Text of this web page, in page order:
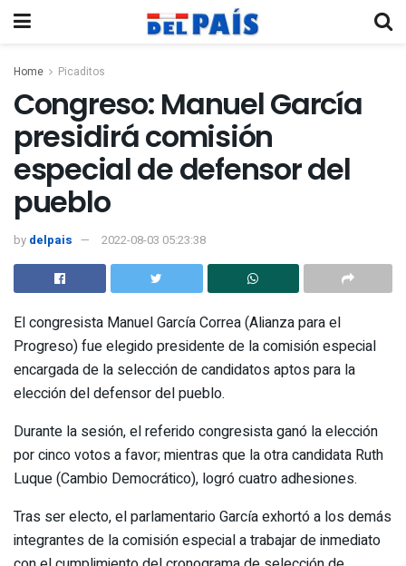
Home Picaditos
Congreso: Manuel García
presidirá comisión
especial de defensor del
pueblo
by delpais 2022-08-03 05:23:38
El congresista Manuel García Correa (Alianza para el
Progreso) fue elegido presidente de la comisión especial
encargada de la selección de candidatos aptos para la
elección del defensor del pueblo.
Durante la sesión, el referido congresista ganó la elección
por cinco votos a favor; mientras que la otra candidata Ruth
Luque (Cambio Democrático), logró cuatro adhesiones.
Tras ser electo, el parlamentario García exhortó a los demás
integrantes de la comisión especial a trabajar de inmediato